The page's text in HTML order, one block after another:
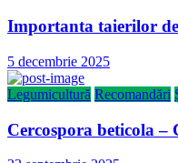
Importanta taierilor
Publicat
pe
5 decembrie 2025
Legumicultură Recomandări
Cercospora beticola –